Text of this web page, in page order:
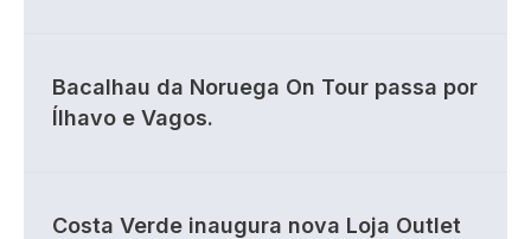
Bacalhau da Noruega On Tour passa por
Ílhavo e Vagos.
Costa Verde inaugura nova Loja Outlet